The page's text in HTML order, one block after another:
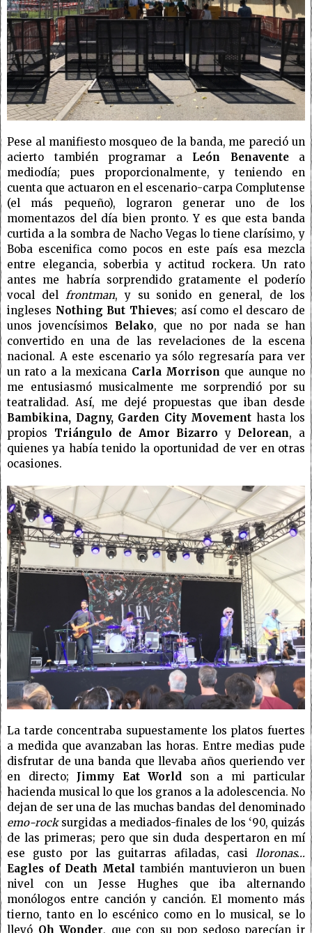
Pese al manifiesto mosqueo de la banda, me pareció un
acierto también programar a León Benaventea
mediodía; pues proporcionalmente, y teniendo en
cuenta que actuaron en el escenario-carpa Complutense
(el más pequeño), lograron generar uno de los
momentazos del día bien pronto. Y es que esta banda
curtida a la sombra de Nacho Vegas lo tiene clarísimo, y
Boba escenifica como pocos en este país esa mezcla
entre elegancia, soberbia y actitud rockera. Un rato
antes me habría sorprendido gratamente el poderío
vocal del frontman, y su sonido en general, de los
ingleses Nothing But Thieves; así como el descaro de
unos jovencísimos Belako, que no por nada se han
convertido en una de las revelaciones de la escena
nacional. A este escenario ya sólo regresaría para ver
un rato a la mexicana Carla Morrison que aunque no
me entusiasmó musicalmente me sorprendió por su
teatralidad. Así, me dejé propuestas que iban desde
Bambikina, Dagny, Garden City Movement hasta los
propios Triángulo de Amor Bizarro y Delorean, a
quienes ya había tenido la oportunidad de ver en otras
ocasiones.
La tarde concentraba supuestamente los platos fuertes
a medida que avanzaban las horas. Entre medias pude
disfrutar de una banda que llevaba años queriendo ver
en directo; Jimmy Eat World son a mi particular
hacienda musical lo que los granos a la adolescencia. No
dejan de ser una de las muchas bandas del denominado
emo-rocksurgidas a mediados-finales de los ‘90, quizás
de las primeras; pero que sin duda despertaron en mí
ese gusto por las guitarras afiladas, casi lloronas…
Eagles of Death Metal también mantuvieron un buen
nivel con un Jesse Hughes que iba alternando
monólogos entre canción y canción. El momento más
tierno, tanto en lo escénico como en lo musical, se lo
llevó Oh Wonder, que con su pop sedoso parecían ir